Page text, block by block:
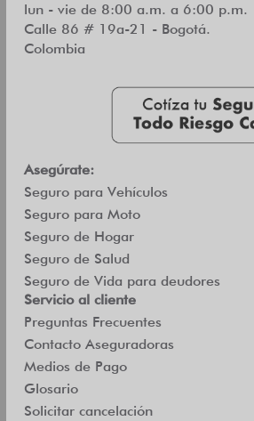
lun - vie de 8:00 a.m. a 6:00 p.m.
Calle 86 # 19a-21 - Bogotá.
Colombia
Asegúrate:
Seguro para Vehículos
Seguro para Moto
Seguro de Hogar
Seguro de Salud
Seguro de Vida para deudores
Servicio al cliente
Preguntas Frecuentes
Contacto Aseguradoras
Medios de Pago
Glosario
Solicitar cancelación